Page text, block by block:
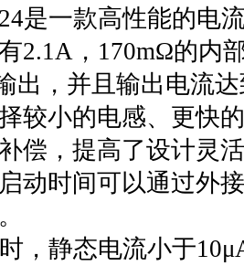
是一款高性能的电
2.1A，170mΩ的内
出，并且输出电流
较小的电感、更快
偿，提高了设计灵
动时间可以通过外
，静态电流小于